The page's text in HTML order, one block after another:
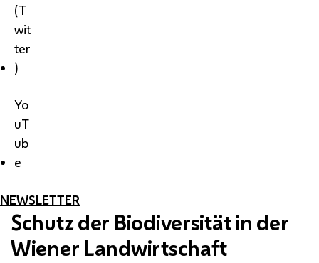
(T
wit
ter
)
Yo
uT
ub
e
NEWSLETTER
Schutz der Biodiversität in der
Wiener Landwirtschaft